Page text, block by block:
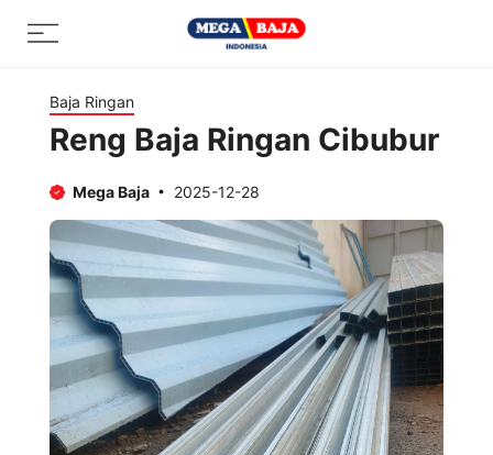
Menu
Baja Ringan
Reng Baja Ringan Cibubur
Mega Baja 2025-12-28